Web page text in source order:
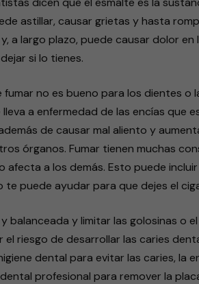
astillar, causar grietas y hasta
a largo plazo, puede causar dolor en
si lo tienes.
no es bueno para los dientes o
a enfermedad de las encías que
de causar mal aliento y
órganos. Fumar tienen muchas
afecta a los demás. Esto puede
puede ayudar para que dejes el
balanceada y limitar las golosinas o
riesgo de desarrollar las caries
dental para evitar las caries, la
profesional para remover la